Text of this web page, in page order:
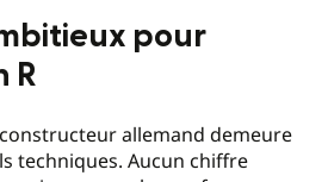
pour
R
allemand demeure
techniques. Aucun chiffre